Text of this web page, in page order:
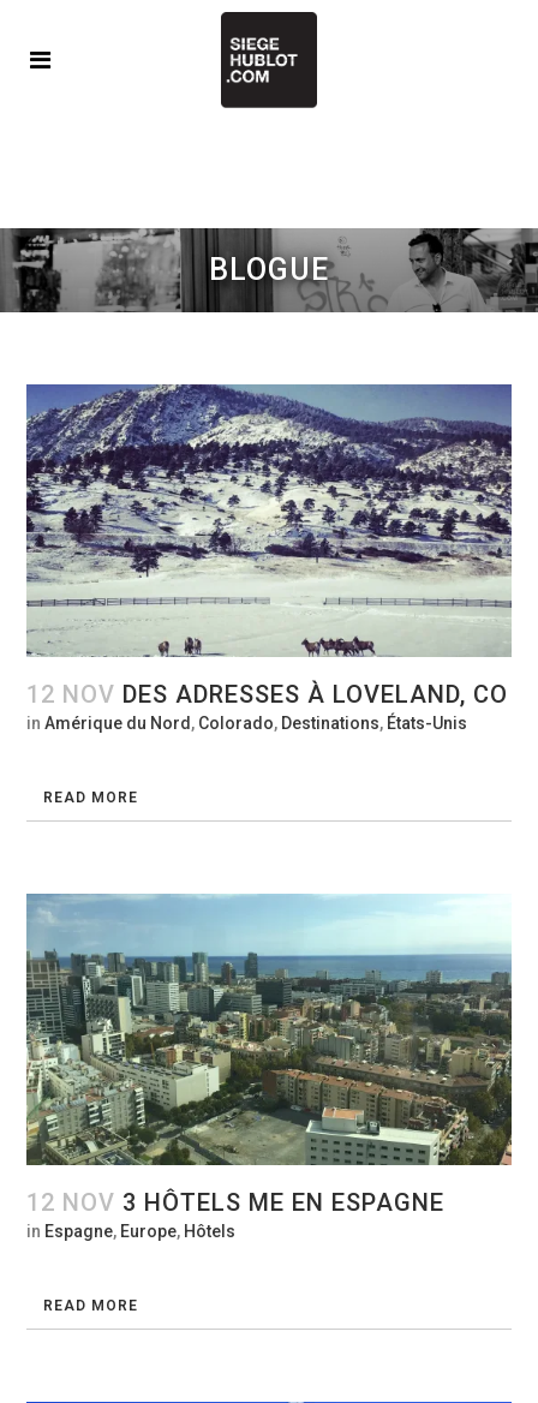
BLOGUE
12 NOV DES ADRESSES À LOVELAND, CO
inAmérique du Nord, Colorado, Destinations, États-Unis
READ MORE
12 NOV 3 HÔTELS ME EN ESPAGNE
in Espagne, Europe, Hôtels
READ MORE